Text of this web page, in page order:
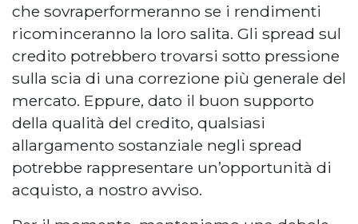
che sovraperformeranno se i rendimenti
ricominceranno la loro salita. Gli spread sul
credito potrebbero trovarsi sotto pressione
sulla scia di una correzione più generale del
mercato. Eppure, dato il buon supporto
della qualità del credito, qualsiasi
allargamento sostanziale negli spread
potrebbe rappresentare un’opportunità di
acquisto, a nostro avviso.